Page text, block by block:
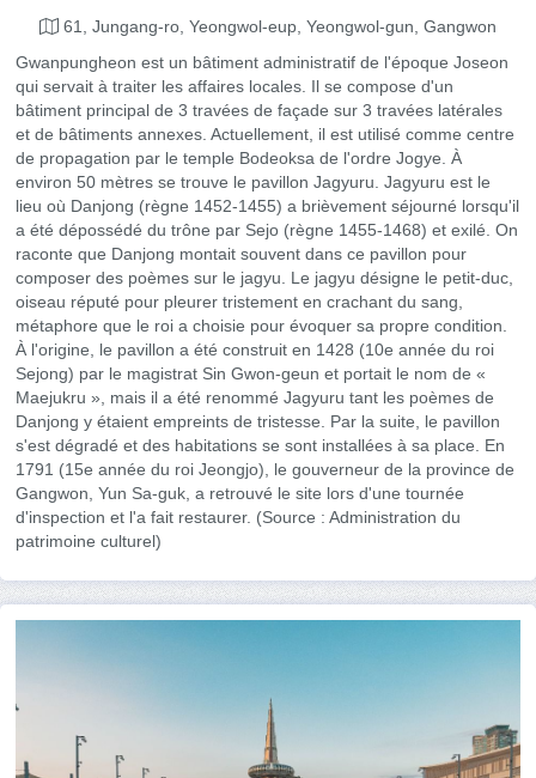
61, Jungang-ro, Yeongwol-eup, Yeongwol-gun, Gangwon
Gwanpungheon est un bâtiment administratif de l'époque Joseon
qui servait à traiter les affaires locales. Il se compose d'un
bâtiment principal de 3 travées de façade sur 3 travées latérales
et de bâtiments annexes. Actuellement, il est utilisé comme centre
de propagation par le temple Bodeoksa de l'ordre Jogye. À
environ 50 mètres se trouve le pavillon Jagyuru. Jagyuru est le
lieu où Danjong (règne 1452-1455) a brièvement séjourné lorsqu'il
a été dépossédé du trône par Sejo (règne 1455-1468) et exilé. On
raconte que Danjong montait souvent dans ce pavillon pour
composer des poèmes sur le jagyu. Le jagyu désigne le petit-duc,
oiseau réputé pour pleurer tristement en crachant du sang,
métaphore que le roi a choisie pour évoquer sa propre condition.
À l'origine, le pavillon a été construit en 1428 (10e année du roi
Sejong) par le magistrat Sin Gwon-geun et portait le nom de «
Maejukru », mais il a été renommé Jagyuru tant les poèmes de
Danjong y étaient empreints de tristesse. Par la suite, le pavillon
s'est dégradé et des habitations se sont installées à sa place. En
1791 (15e année du roi Jeongjo), le gouverneur de la province de
Gangwon, Yun Sa-guk, a retrouvé le site lors d'une tournée
d'inspection et l'a fait restaurer. (Source : Administration du
patrimoine culturel)